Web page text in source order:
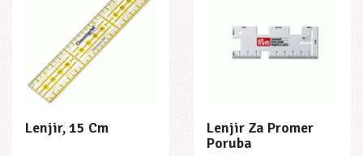
Lenjir, 15 Cm
Lenjir Za Promer
Poruba